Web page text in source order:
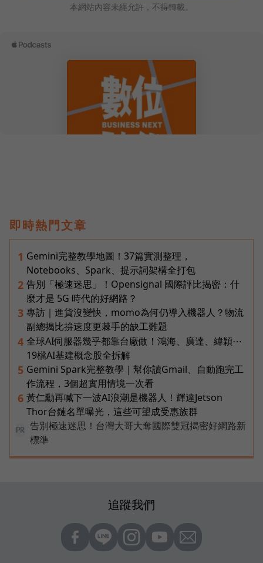
本網站內容未經允許，不得轉載。
即時熱門文章
1 Gemini完整教學地圖！37篇實測整理，
Notebooks、Spark、提示詞架構全打包
2 告別「極速迷思」！Opensignal 國際評比揭密：什
麼才是 5G 時代的好網路？
3 專訪｜進貨沒變快，momo為何仍導入機器人？物流
副總揭比拚速度更棘手的缺工難題
4 全球AI伺服器幾乎都靠台廠做！鴻海、廣達、緯穎⋯
19檔AI基建概念股全拆解
5 Gemini Spark完整教學｜幫你讀Gmail、自動跑完工
作流程，3個超實用情境一次看
6 黃仁勳再喊下一波AI浪潮是機器人！輝達Jetson
Thor台鏈名單曝光，這些可望成受惠族群
PR
告別極速迷思！台灣大哥大奪國際雙冠揭密好網路新
標準
追蹤我們